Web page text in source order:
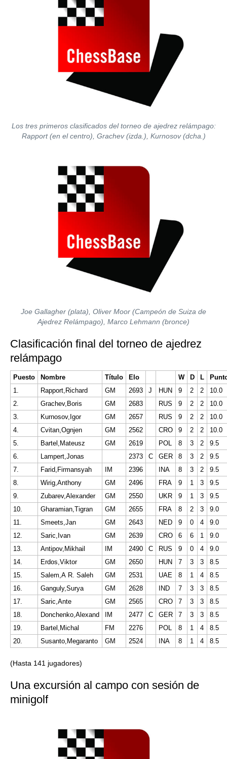
Los tres primeros clasificados del torneo de ajedrez relámpago:
Rapport (en el centro), Grachev (izda.), Kurnosov (dcha.)
Joe Gallagher (plata), Oliver Moor (Campeón de Suiza de
Ajedrez Relámpago), Marco Lehmann (bronce)
Clasificación final del torneo de ajedrez
relámpago
Puesto Nombre Título Elo W D L
1.
Rapport,Richard GM 2693 J HUN 9 2 2
10.0
2.
Grachev,Boris GM 2683 RUS 9 2 2
10.0
3.
Kurnosov,Igor GM 2657 RUS 9 2 2
10.0
4.
Cvitan,Ognjen GM 2562 CRO 9 2 2
10.0
5.
Bartel,Mateusz GM 2619 POL 8 3 2
9.5
6.
Lampert,Jonas 2373 C GER 8 3 2
9.5
7.
Farid,Firmansyah IM 2396 INA 8 3 2
9.5
8.
Wirig,Anthony GM 2496 FRA 9 1 3
9.5
9.
Zubarev,Alexander GM 2550 UKR 9 1 3
9.5
10.
Gharamian,Tigran GM 2655 FRA 8 2 3
9.0
11.
Smeets,Jan GM 2643 NED 9 0 4
9.0
12.
Saric,Ivan GM 2639 CRO 6 6 1
9.0
13.
Antipov,Mikhail IM 2490 C RUS 9 0 4
9.0
14.
Erdos,Viktor GM 2650 HUN 7 3 3
8.5
15.
Salem,A R. Saleh GM 2531 UAE 8 1 4
8.5
16.
Ganguly,Surya GM 2628 IND 7 3 3
8.5
17.
Saric,Ante GM 2565 CRO 7 3 3
8.5
18.
Donchenko,Alexand IM 2477 C GER 7 3 3
8.5
19.
Bartel,Michal FM 2276 POL 8 1 4
8.5
20.
Susanto,Megaranto GM 2524 INA 8 1 4 8.5
(Hasta 141 jugadores)
Una excursión al campo con sesión de
minigolf